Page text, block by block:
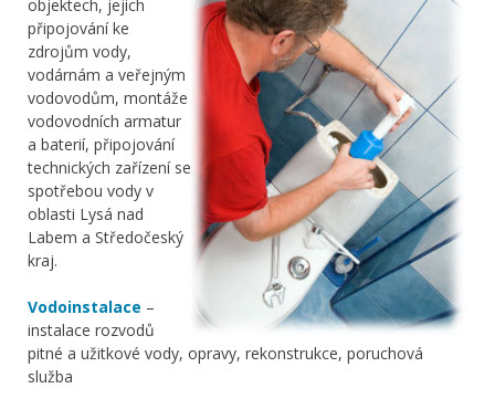
objektech, jejich
připojování ke
zdrojům vody,
vodárnám a veřejným
vodovodům, montáže
vodovodních armatur
a baterií, připojování
technických zařízení se
spotřebou vody v
oblasti Lysá nad
Labem a Středočeský
kraj.
Vodoinstalace –
instalace rozvodů
pitné a užitkové vody, opravy, rekonstrukce, poruchová
služba